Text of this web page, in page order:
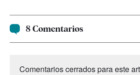
8 Comentarios
Comentarios cerrados para este